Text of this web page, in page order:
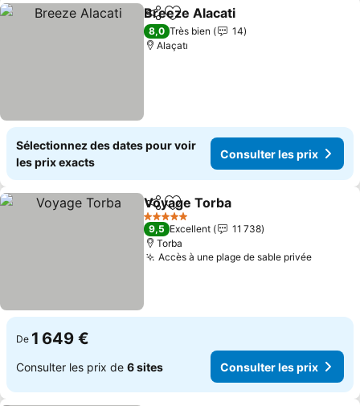
PartagerAjouter à mes favoris
Breeze Alacati
8,0 Très bien
14
Alaçatı
Sélectionnez des dates pour voir
les prix exacts
Consulter les prix
PartagerAjouter à mes favoris
Voyage Torba
5 Étoiles
9,5 Excellent
11 738
Torba
Accès à une plage de sable privée
De 1 649 €
Consulter les prix de 6 sites Consulter les prix